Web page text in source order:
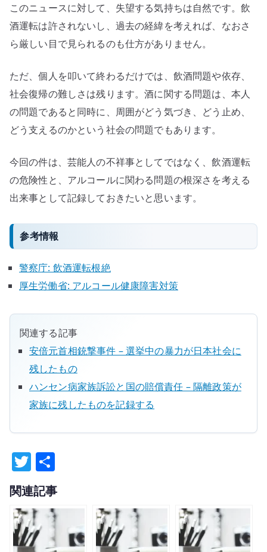
このニュースに対して、失望する気持ちは自然です。飲
酒運転は許されないし、過去の経緯を考えれば、なおさ
ら厳しい目で見られるのも仕方がありません。
ただ、個人を叩いて終わるだけでは、飲酒問題や依存、
社会復帰の難しさは残ります。酒に関する問題は、本人
の問題であると同時に、周囲がどう気づき、どう止め、
どう支えるのかという社会の問題でもあります。
今回の件は、芸能人の不祥事としてではなく、飲酒運転
の危険性と、アルコールに関わる問題の根深さを考える
出来事として記録しておきたいと思います。
参考情報
警察庁: 飲酒運転根絶
厚生労働省: アルコール健康障害対策
関連する記事
安倍元首相銃撃事件 – 選挙中の暴力が日本社会に
残したもの
ハンセン病家族訴訟と国の賠償責任 – 隔離政策が
家族に残したものを記録する
T
w
it
te
r
有
関連記事